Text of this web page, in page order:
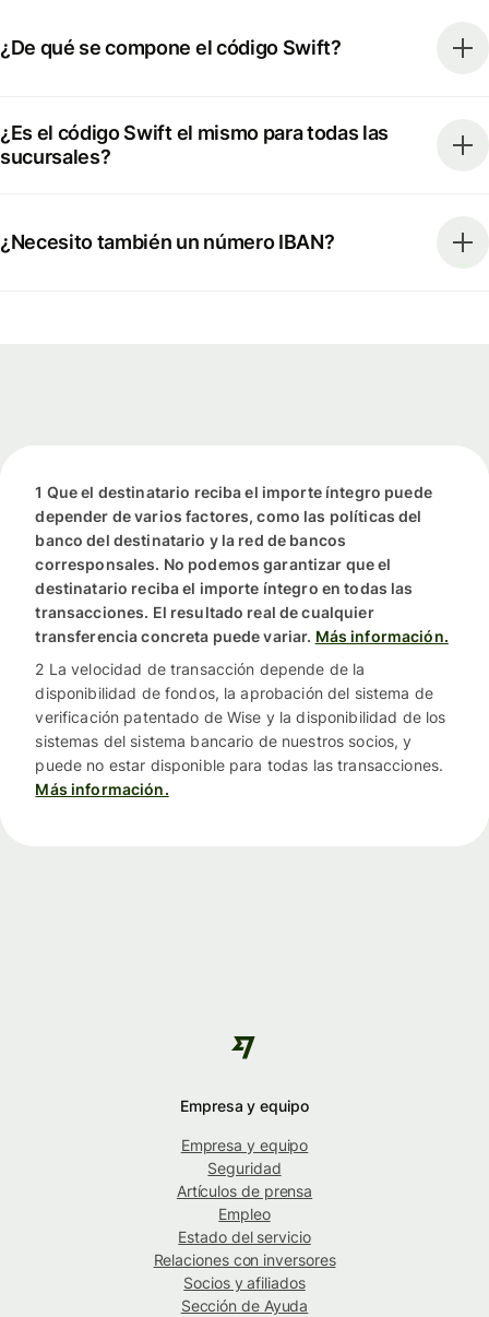
¿De qué se compone el código Swift?
¿Es el código Swift el mismo para todas las
sucursales?
¿Necesito también un número IBAN?
1 Que el destinatario reciba el importe íntegro puede
depender de varios factores, como las políticas del
banco del destinatario y la red de bancos
corresponsales. No podemos garantizar que el
destinatario reciba el importe íntegro en todas las
transacciones. El resultado real de cualquier
transferencia concreta puede variar. Más información.
2 La velocidad de transacción depende de la
disponibilidad de fondos, la aprobación del sistema de
verificación patentado de Wise y la disponibilidad de los
sistemas del sistema bancario de nuestros socios, y
puede no estar disponible para todas las transacciones.
Más información.
Empresa y equipo
Empresa y equipo
Seguridad
Artículos de prensa
Empleo
Estado del servicio
Relaciones con inversores
Socios y afiliados
Sección de Ayuda